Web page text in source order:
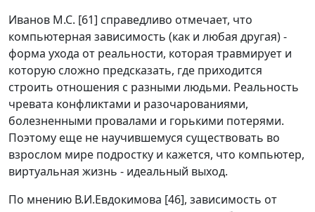
Иванов М.С. [61] справедливо отмечает, что
компьютерная зависимость (как и любая другая) -
форма ухода от реальности, которая травмирует и
которую сложно предсказать, где приходится
строить отношения с разными людьми. Реальность
чревата конфликтами и разочарованиями,
болезненными провалами и горькими потерями.
Поэтому еще не научившемуся существовать во
взрослом мире подростку и кажется, что компьютер,
виртуальная жизнь - идеальный выход.
По мнению В.И.Евдокимова [46], зависимость от